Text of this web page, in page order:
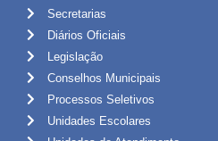
Secretarias
Diários Oficiais
Legislação
Conselhos Municipais
Processos Seletivos
Unidades Escolares